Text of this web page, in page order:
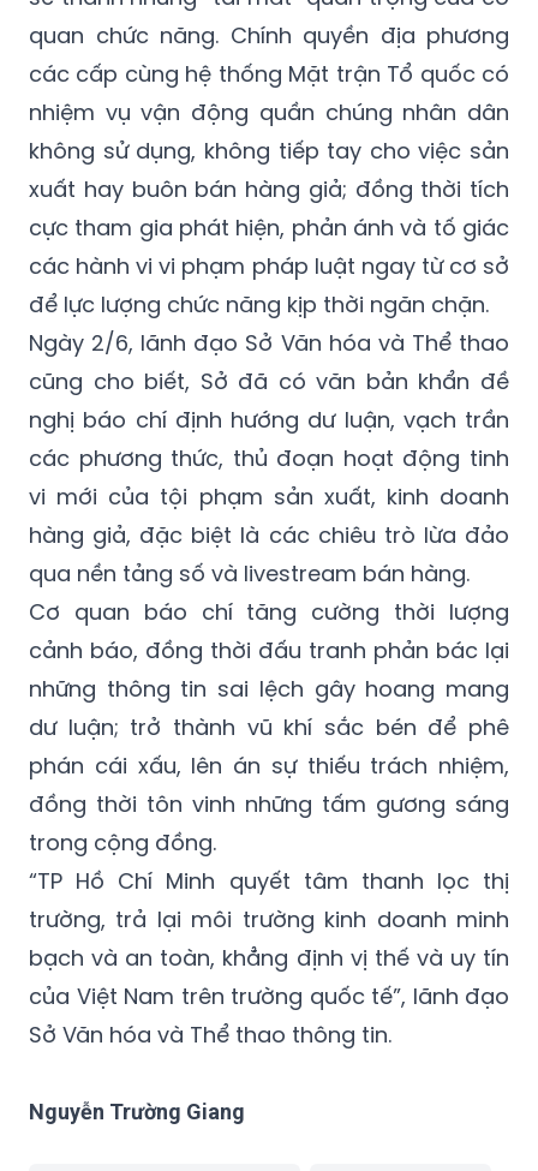
quan chức năng. Chính quyền địa phương
các cấp cùng hệ thống Mặt trận Tổ quốc có
nhiệm vụ vận động quần chúng nhân dân
không sử dụng, không tiếp tay cho việc sản
xuất hay buôn bán hàng giả; đồng thời tích
cực tham gia phát hiện, phản ánh và tố giác
các hành vi vi phạm pháp luật ngay từ cơ sở
để lực lượng chức năng kịp thời ngăn chặn.
Ngày 2/6, lãnh đạo Sở Văn hóa và Thể thao
cũng cho biết, Sở đã có văn bản khẩn đề
nghị báo chí định hướng dư luận, vạch trần
các phương thức, thủ đoạn hoạt động tinh
vi mới của tội phạm sản xuất, kinh doanh
hàng giả, đặc biệt là các chiêu trò lừa đảo
qua nền tảng số và livestream bán hàng.
Cơ quan báo chí tăng cường thời lượng
cảnh báo, đồng thời đấu tranh phản bác lại
những thông tin sai lệch gây hoang mang
dư luận; trở thành vũ khí sắc bén để phê
phán cái xấu, lên án sự thiếu trách nhiệm,
đồng thời tôn vinh những tấm gương sáng
trong cộng đồng.
“TP Hồ Chí Minh quyết tâm thanh lọc thị
trường, trả lại môi trường kinh doanh minh
bạch và an toàn, khẳng định vị thế và uy tín
của Việt Nam trên trường quốc tế”, lãnh đạo
Sở Văn hóa và Thể thao thông tin.
Nguyễn Trường Giang